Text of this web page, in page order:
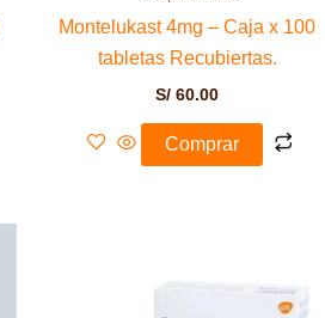
Montelukast 4mg – Caja x 100
tabletas Recubiertas.
S/ 60.00
Comprar